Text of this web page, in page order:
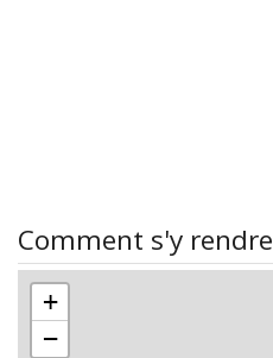
Comment s'y rendre
+
−